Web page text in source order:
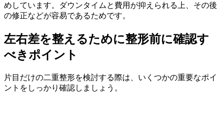
めしています。ダウンタイムと費用が抑えられる上、その後
の修正などが容易であるためです。
左右差を整えるために整形前に確認す
べきポイント
片目だけの二重整形を検討する際は、いくつかの重要なポイ
ントをしっかり確認しましょう。